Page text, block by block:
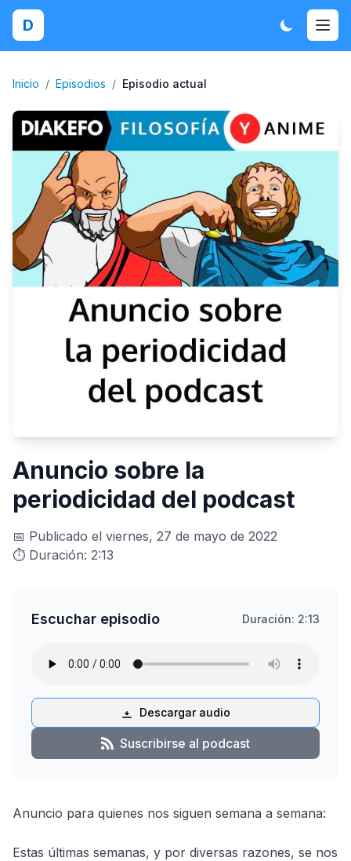
D
Inicio / Episodios / Episodio actual
Anuncio sobre la
periodicidad del podcast
📅 Publicado el viernes, 27 de mayo de 2022
⏱️ Duración: 2:13
Escuchar episodio Duración: 2:13
Descargar audio
Suscribirse al podcast
Anuncio para quienes nos siguen semana a semana:
Estas últimas semanas, y por diversas razones, se nos